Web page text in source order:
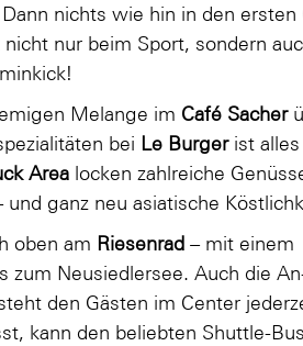
nichts wie hin in den ersten
nur beim Sport, sondern
Melange im Café Sacher
bei Le Burgerist alles
Area locken zahlreiche
ganz neu asiatische
oben am Riesenrad – mit einem
zum Neusiedlersee. Auch die
den Gästen im Center
kann den beliebten Shuttle-